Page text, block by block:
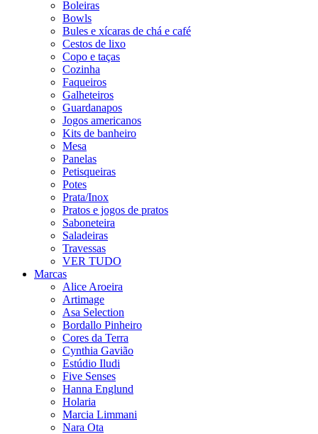
Boleiras
Bowls
Bules e xícaras de chá e café
Cestos de lixo
Copo e taças
Cozinha
Faqueiros
Galheteiros
Guardanapos
Jogos americanos
Kits de banheiro
Mesa
Panelas
Petisqueiras
Potes
Prata/Inox
Pratos e jogos de pratos
Saboneteira
Saladeiras
Travessas
VER TUDO
Marcas
Alice Aroeira
Artimage
Asa Selection
Bordallo Pinheiro
Cores da Terra
Cynthia Gavião
Estúdio Iludi
Five Senses
Hanna Englund
Holaria
Marcia Limmani
Nara Ota